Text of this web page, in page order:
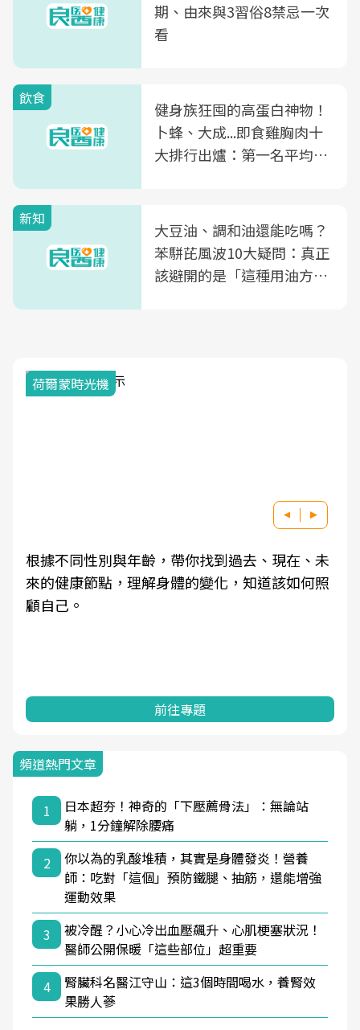
期、由來與3習俗8禁忌一次
看
飲食
健身族狂囤的高蛋白神物！
卜蜂、大成...即食雞胸肉十
大排行出爐：第一名平均一
新知
大豆油、調和油還能吃嗎？
苯駢芘風波10大疑問：真正
該避開的是「這種用油方
荷爾蒙時光機
根據不同性別與年齡，帶你找到過去、現在、未
來的健康節點，理解身體的變化，知道該如何照
顧自己。
前往專題
頻道熱門文章
1
日本超夯！神奇的「下壓薦骨法」：無論站
躺，1分鐘解除腰痛
2
你以為的乳酸堆積，其實是身體發炎！營養
師：吃對「這個」預防鐵腿、抽筋，還能增強
運動效果
3
被冷醒？小心冷出血壓飆升、心肌梗塞狀況！
醫師公開保暖「這些部位」超重要
4
腎臟科名醫江守山：這3個時間喝水，養腎效
果勝人蔘